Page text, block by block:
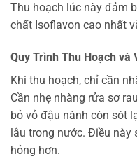
Thu hoạch lúc này đảm
chất Isoflavon cao nhất
Quy Trình Thu Hoạch và
Khi thu hoạch, chỉ cần
Cần nhẹ nhàng rửa sơ
bỏ vỏ đậu nành còn sót
lâu trong nước. Điều này
hỏng hơn.